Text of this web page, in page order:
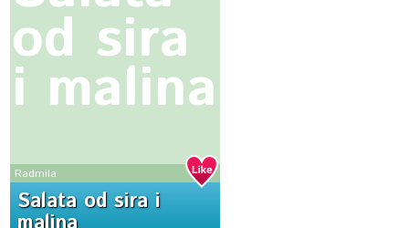
od sira
i malina
Radmila
Salata od sira i